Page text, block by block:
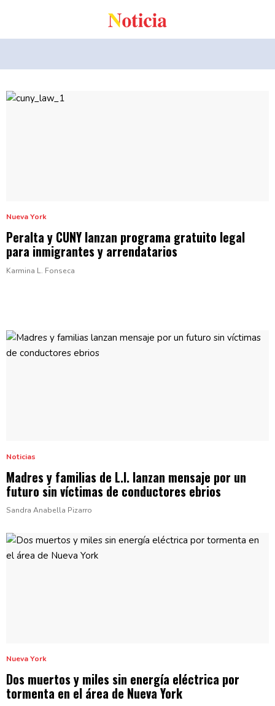
Nueva York
Peralta y CUNY lanzan programa gratuito legal
para inmigrantesy arrendatarios
Karmina L. Fonseca
Noticias
Madres y familias de L.I. lanzan mensaje por un
futuro sin víctimas de conductores ebrios
Sandra Anabella Pizarro
Nueva York
Dos muertos y miles sin energía eléctrica por
tormenta en el área de Nueva York